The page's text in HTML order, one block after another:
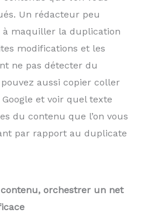
Un rédacteur peu
maquiller la duplication
modifications et les
ne pas détecter du
aussi copier coller
et voir quel texte
du contenu que l’on vous
par rapport au duplicate
orchestrer un net